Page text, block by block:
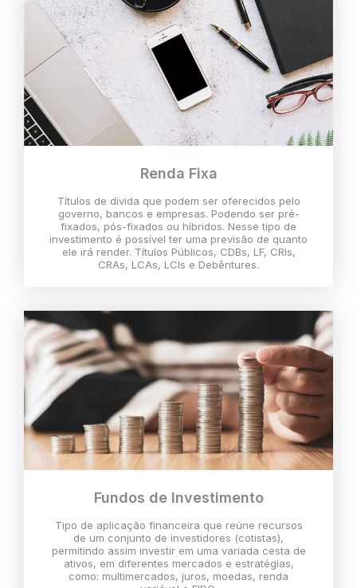
Renda Fixa
Títulos de dívida que podem ser oferecidos pelo
governo, bancos e empresas. Podendo ser pré-
fixados, pós-fixados ou híbridos. Nesse tipo de
investimento é possível ter uma previsão de quanto
ele irá render. Títulos Públicos, CDBs, LF, CRIs,
CRAs, LCAs, LCIs e Debêntures.
Fundos de Investimento
Tipo de aplicação financeira que reúne recursos
de um conjunto de investidores (cotistas),
permitindo assim investir em uma variada cesta de
ativos, em diferentes mercados e estratégias,
como: multimercados, juros, moedas, renda